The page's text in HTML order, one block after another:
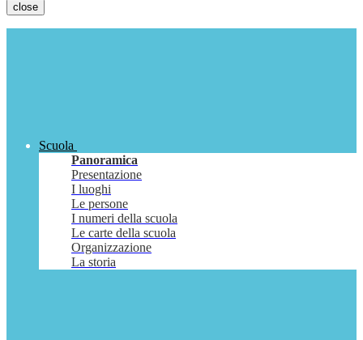
close
Scuola
Panoramica
Presentazione
I luoghi
Le persone
I numeri della scuola
Le carte della scuola
Organizzazione
La storia